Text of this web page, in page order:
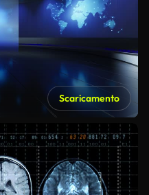
Scaricamento